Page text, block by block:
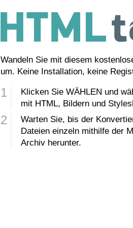
Wandeln Sie mit diesem
um. Keine Installation, keine
Klicken Sie WÄHLEN und
mit HTML, Bildern und
Warten Sie, bis der
Dateien einzeln mithilfe der
Archiv herunter.